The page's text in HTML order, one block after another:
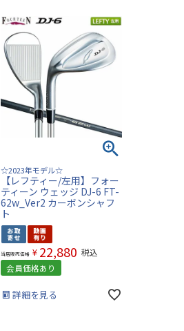
☆2023年モデル☆
【レフティー/左用】フォー
ティーン ウェッジ DJ-6 FT-
62w_Ver2 カーボンシャフ
ト
当店販売価格 ¥ 22,880 税込
会員価格あり
詳細を見る